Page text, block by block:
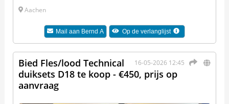
Aachen
Mail aan Bernd A Op de verlanglijst
16-05-2026 12:45
Bied Fles/lood Technical
duiksets D18 te koop - €450, prijs op
aanvraag